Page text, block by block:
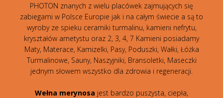
PHOTON znanych z wielu placówek zajmujących się
zabiegami w Polsce Europie jak i na całym świecie a są to
wyroby ze spieku ceramiki turmalinu, kamieni nefrytu,
kryształów ametystu oraz 2, 3, 4, 7 Kamieni posiadamy
Maty, Materace, Kamizelki, Pasy, Poduszki, Wałki, Łóżka
Turmalinowe, Sauny, Naszyjniki, Bransoletki, Maseczki
jednym słowem wszystko dla zdrowia i regeneracji.
Wełna merynosa jest bardzo puszysta, ciepła,